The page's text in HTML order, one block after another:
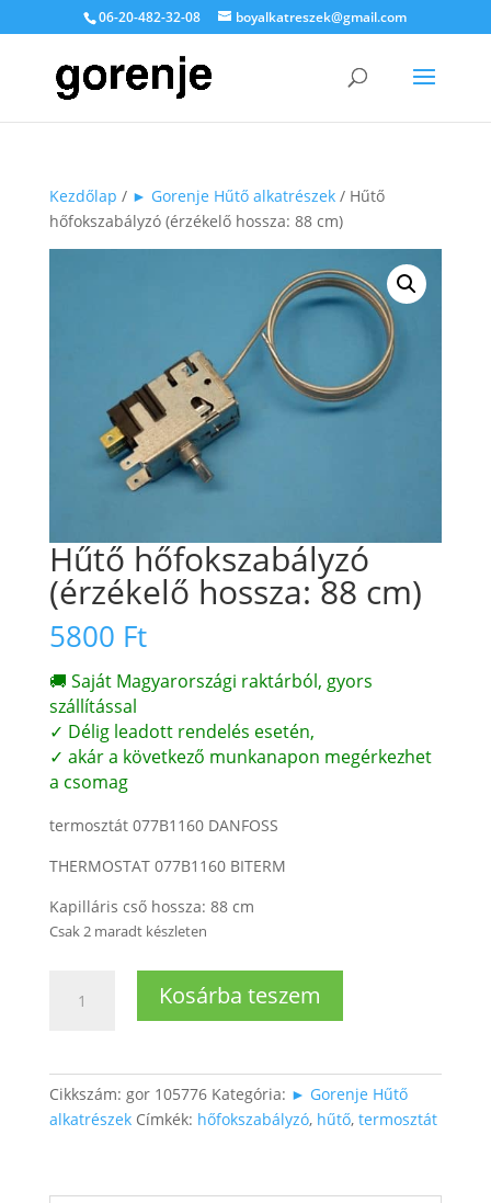
06-20-482-32-08 boyalkatreszek@gmail.com
Kezdőlap / ► Gorenje Hűtő alkatrészek/ Hűtő
hőfokszabályzó (érzékelő hossza: 88 cm)
Hűtő hőfokszabályzó
(érzékelő hossza: 88 cm)
5800 Ft
🚚 Saját Magyarországi raktárból, gyors
szállítással
✓ Délig leadott rendelés esetén,
✓ akár a következő munkanapon megérkezhet
a csomag
termosztát 077B1160 DANFOSS
THERMOSTAT 077B1160 BITERM
Kapilláris cső hossza: 88 cm
Csak 2 maradt készleten
hőfokszabályzó
88
cm)
Kosárba teszem
Cikkszám: gor 105776 Kategória: ► Gorenje Hűtő
alkatrészek Címkék: hőfokszabályzó, hűtő, termosztát